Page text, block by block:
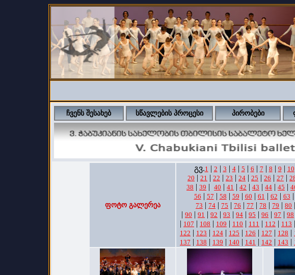
ჩვენს შესახებ სწავლების პროცესი პირობები
ფოტო გალერეა
გვ.1 | 2 | 3 | 4| 5 | 6 | 7 | 8 | 9 | 10
20 | 21 | 22 | 23 | 24 | 25 | 26 | 27 |
38 | 39 | 40 | 41 | 42 | 43 | 44 | 45 |
56 | 57 | 58 | 59 | 60 | 61 | 62 | 63 |
73 | 74 | 75 | 76 | 77 | 78 | 79 | 80 |
| 90 | 91 | 92 | 93 | 94 | 95 | 96 | 97 | 98
| 107 | 108 | 109 | 110 | 111 | 112 | 113 |
122 | 123 | 124 | 125 | 126 | 127 | 128 |
137 | 138 | 139 | 140 | 141 | 142 | 143 |